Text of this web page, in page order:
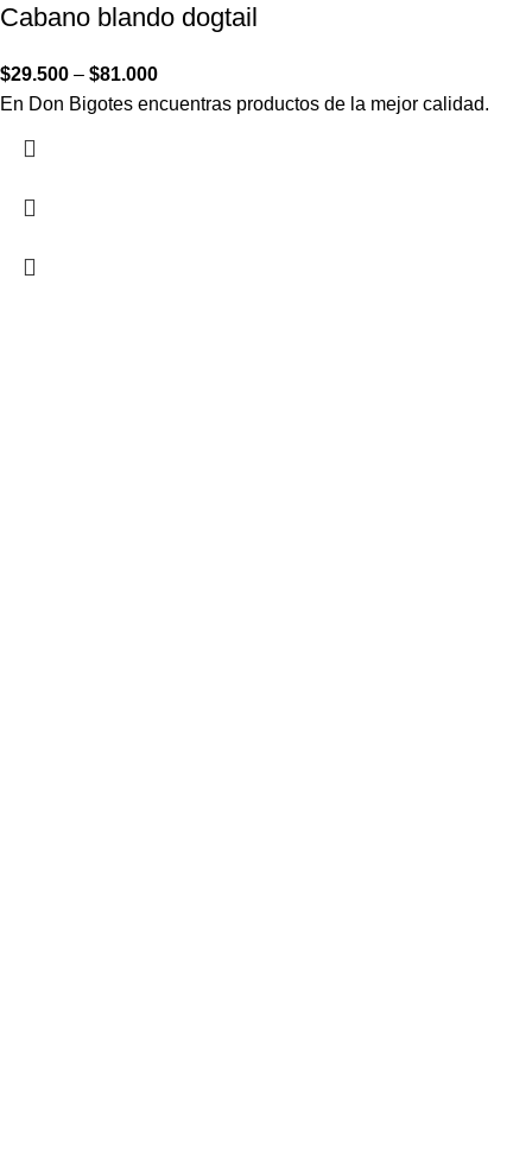
Cabano blando dogtail
$29.500 – $81.000
En Don Bigotes encuentras productos de la mejor calidad.